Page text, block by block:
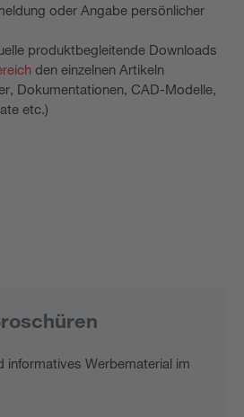
oder Angabe persönlicher
produktbegleitende Downloads
den einzelnen Artikeln
Dokumentationen, CAD-Modelle,
etc.)
informatives Werbematerial im